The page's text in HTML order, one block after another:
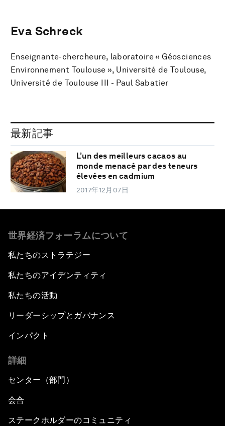
Eva Schreck
Enseignante-chercheure, laboratoire « Géosciences
Environnement Toulouse », Université de Toulouse,
Université de Toulouse III - Paul Sabatier
最新記事
L’un des meilleurs cacaos au
monde menacé par des teneurs
élevées en cadmium
2017年12月07日
世界経済フォーラムについて
私たちのストラテジー
私たちのアイデンティティ
私たちの活動
リーダーシップとガバナンス
インパクト
詳細
センター（部門）
会合
ステークホルダーのコミュニティ